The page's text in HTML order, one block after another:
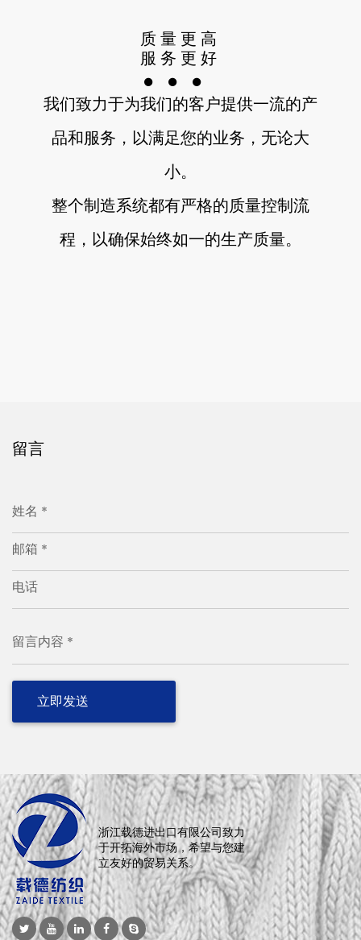
质量更高
服务更好
我们致力于为我们的客户提供一流的产
品和服务，以满足您的业务，无论大
小。
整个制造系统都有严格的质量控制流
程，以确保始终如一的生产质量。
留言
姓名 *
邮箱 *
电话
留言内容 *
浙江载德进出口有限公司致力
于开拓海外市场，希望与您建
立友好的贸易关系。